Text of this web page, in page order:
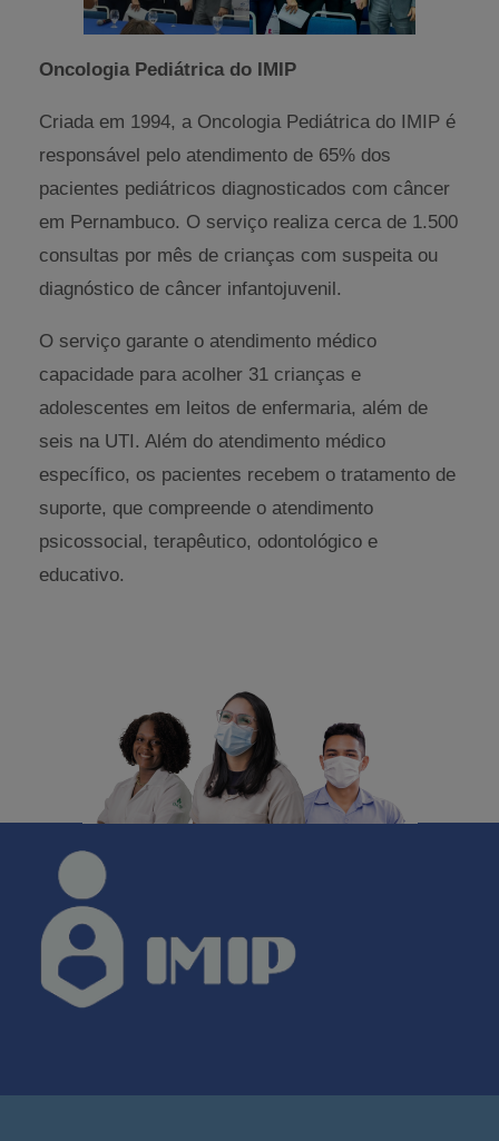
Oncologia Pediátrica do IMIP
Criada em 1994, a Oncologia Pediátrica do IMIP é
responsável pelo atendimento de 65% dos
pacientes pediátricos diagnosticados com câncer
em Pernambuco. O serviço realiza cerca de 1.500
consultas por mês de crianças com suspeita ou
diagnóstico de câncer infantojuvenil.
O serviço garante o atendimento médico
capacidade para acolher 31 crianças e
adolescentes em leitos de enfermaria, além de
seis na UTI. Além do atendimento médico
específico, os pacientes recebem o tratamento de
suporte, que compreende o atendimento
psicossocial, terapêutico, odontológico e
educativo.